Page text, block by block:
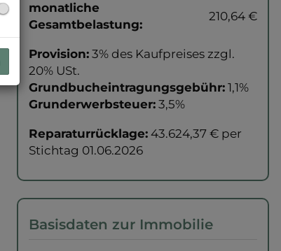
monatliche
Gesamtbelastung:
210,64 €
Provision: 3% des Kaufpreises zzgl.
20% USt.
Grundbucheintragungsgebühr: 1,1%
Grunderwerbsteuer: 3,5%
Reparaturrücklage: 43.624,37 € per
Stichtag 01.06.2026
Basisdaten zur Immobilie